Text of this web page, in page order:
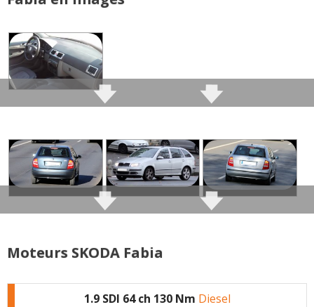
(Votre post sera visible sous le commentaire
Moteurs SKODA Fabia
1.9 SDI 64 ch 130 Nm Diesel